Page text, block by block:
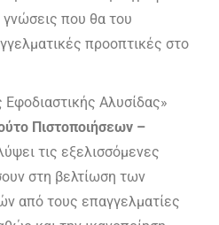
γνώσεις που θα του
προοπτικές στο
Αλυσίδας»
Πιστοποιήσεων –
τις εξελισσόμενες
στη βελτίωση των
από τους επαγγελματίες